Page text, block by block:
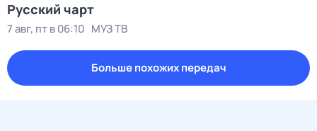
Рycский чарт
7 авг, пт в 06:10 МУЗ ТВ
Больше похожих передач